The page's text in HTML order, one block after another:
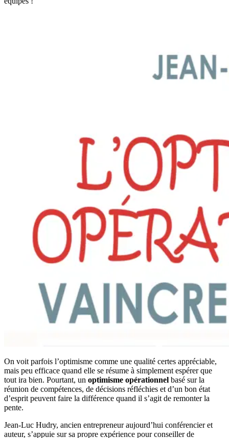
On voit parfois l’optimisme comme une qualité certes appréciable,
mais peu efficace quand elle se résume à simplement espérer que
tout ira bien. Pourtant, un optimisme opérationnel basé sur la
réunion de compétences, de décisions réfléchies et d’un bon état
d’esprit peuvent faire la différence quand il s’agit de remonter la
pente.
Jean-Luc Hudry, ancien entrepreneur aujourd’hui conférencier et
auteur, s’appuie sur sa propre expérience pour conseiller de